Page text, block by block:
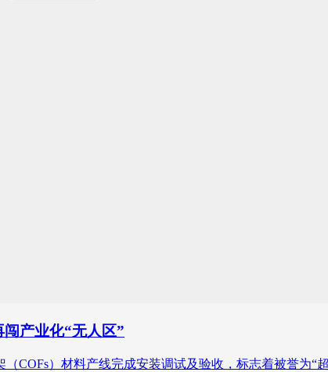
产业化“无人区”
COFs）材料产线完成安装调试及验收，标志着被誉为“